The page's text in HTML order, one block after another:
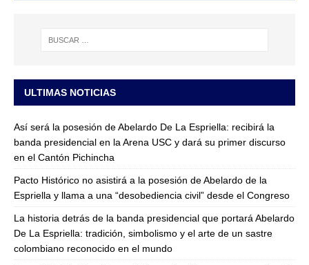
ULTIMAS NOTICIAS
Así será la posesión de Abelardo De La Espriella: recibirá la
banda presidencial en la Arena USC y dará su primer discurso
en el Cantón Pichincha
Pacto Histórico no asistirá a la posesión de Abelardo de la
Espriella y llama a una “desobediencia civil” desde el Congreso
La historia detrás de la banda presidencial que portará Abelardo
De La Espriella: tradición, simbolismo y el arte de un sastre
colombiano reconocido en el mundo